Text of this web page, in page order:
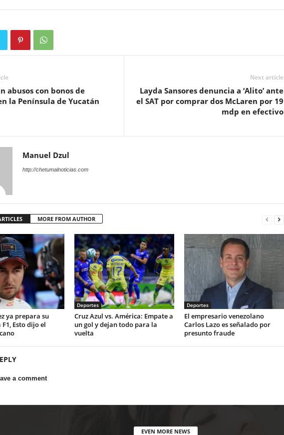
abusos con bonos de
la Península de Yucatán
Next article
Layda Sansores denuncia a ‘Alito’ ante
el SAT por comprar dos McLaren por 19
mdp en efectivo
Manuel Dzul
http://chetumalnoticias.com
MORE FROM AUTHOR
ya prepara su
Esto dijo el
Deportes
Cruz Azul vs. América: Empate a
un gol y dejan todo para la
vuelta
Deportes
El empresario venezolano
Carlos Lazo es señalado por
presunto fraude
a comment
EVEN MORE NEWS